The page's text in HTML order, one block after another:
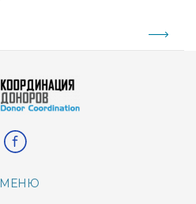
МЕНЮ